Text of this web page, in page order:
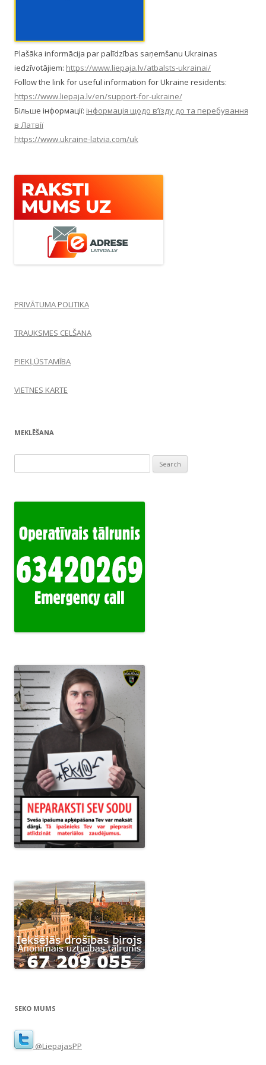
Plašāka informācija par palīdzības saņemšanu Ukrainas
iedzīvotājiem: https://www.liepaja.lv/atbalsts-ukrainai/
Follow the link for useful information for Ukraine residents:
https://www.liepaja.lv/en/support-for-ukraine/
Більше інформації: інформація щодо в’їзду до та перебування
в Латвії
https://www.ukraine-latvia.com/uk
PRIVĀTUMA POLITIKA
TRAUKSMES CELŠANA
PIEKĻŪSTAMĪBA
VIETNES KARTE
MEKLĒŠANA
for:
SEKO MUMS
@LiepajasPP